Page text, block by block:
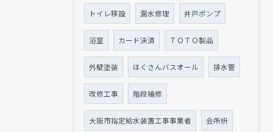
トイレ移設 漏水修理 井戸ポンプ
浴室 カード決済 ＴＯＴＯ製品
外壁塗装 ほくさんバスオール 排水管
改修工事 階段補修
大阪市指定給水装置工事事業者 会所枡